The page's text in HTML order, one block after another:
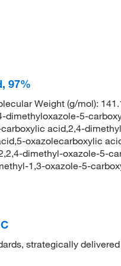
97%
Weight (g/mol):
dimethyloxazole-5-
acid,2,4-
oxazolecarboxylic
dimethyl-oxazole-5-
1,3-oxazole-5-
strategically